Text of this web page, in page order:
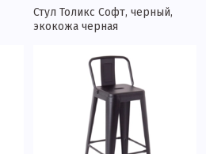
Стул Толикс Софт, черный,
экокожа черная